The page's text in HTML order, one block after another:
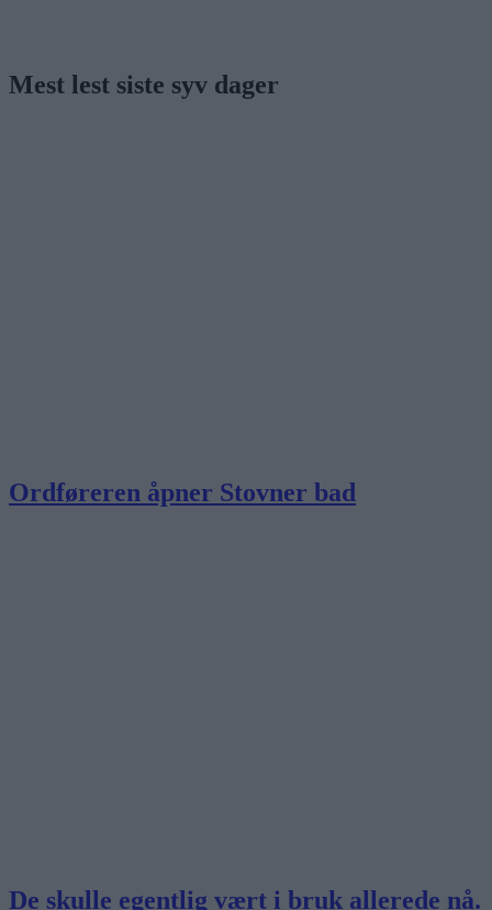
Mest lest siste syv dager
Ordføreren åpner Stovner bad
De skulle egentlig vært i bruk allerede nå.